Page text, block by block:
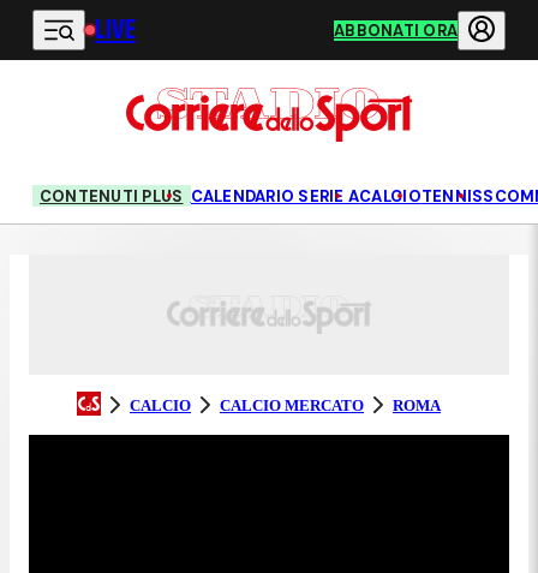
Vai al contenuto principale
LIVE ABBONATI ORA
CONTENUTI PLUS CALENDARIO SERIE ACALCIOTENNIS
CALCIO CALCIO MERCATO ROMA